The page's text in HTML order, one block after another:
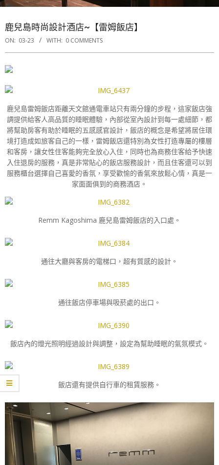
鹿兒島時尚設計酒店~【雷姆飯店】
ON: 03-23 WITH: 0 COMMENTS
鹿兒島雷姆飯店距離天文館通電車站只有兩分鐘的步程，這家飯店強
調提供給客人高品質的睡眠體驗，內部從室內設計到每一處細節，都
將幫助房客有助於睡眠的五感感官設計，飯店的概念是希望將居住環
境打造成如旅客自己的一樣，雷姆飯店還特別為女性打造專屬的樓層
和客房，讓女性住客能夠完全放心入住，同時也為商務住客給予快速
入住退房的服務，真是非常貼心的飯店服務設計，而且住客還可以到
服務櫃台選擇自己喜愛的香氛，享受歡愉的香氣來放鬆心情，真是一
家面面俱到的商務酒店。
Remm Kagoshima 鹿兒島雷姆飯店的入口處。
通往大廳與客房的電梯口，超有質感的設計。
通往飯店停車場與吸菸處的出口。
飯店內的燈光照明經過設計與調整，設定為幫助睡眠的氣氛模式。
飯店還有提供自行車的租賃服務。